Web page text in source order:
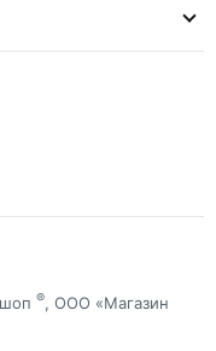
®, ООО «Магазин